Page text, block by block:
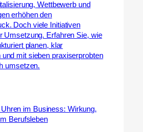
Wettbewerb und
erhöhen den
Doch viele Initiativen
Umsetzung. Erfahren Sie, wie
planen, klar
mit sieben praxiserprobten
umsetzen.